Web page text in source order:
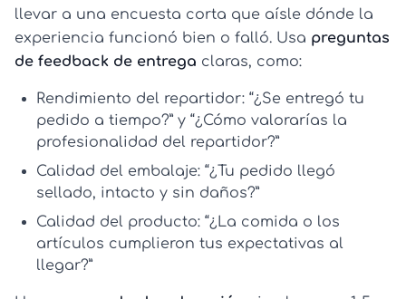
llevar a una encuesta corta que aísle dónde la
experiencia funcionó bien o falló. Usa preguntas
de feedback de entrega claras, como:
Rendimiento del repartidor: “¿Se entregó tu
pedido a tiempo?” y “¿Cómo valorarías la
profesionalidad del repartidor?”
Calidad del embalaje: “¿Tu pedido llegó
sellado, intacto y sin daños?”
Calidad del producto: “¿La comida o los
artículos cumplieron tus expectativas al
llegar?”